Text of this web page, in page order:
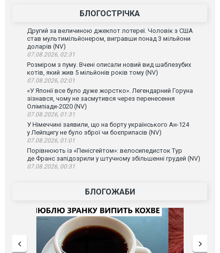
БЛОГОСТРІЧКА
Другий за величиною джекпот лотереї. Чоловік з США
став мультимільйонером, вигравши понад 3 мільйони
доларів (NV)
07.08.2026, 02:31
Розміром з пуму. Вчені описали новий вид шаблезубих
котів, який жив 5 мільйонів років тому (NV)
07.08.2026, 02:01
«У Японії все було дуже жорстко». Легендарний Горуна
зізнався, чому не засмутився через перенесення
Олімпіади-2020 (NV)
07.08.2026, 01:31
У Німеччині заявили, що на борту українського Ан-124
у Лейпцигу не було зброї чи боєприпасів (NV)
07.08.2026, 01:01
Порівнюють із «Пенісгейтом»: велосипедисток Тур
де Франс запідозрили у штучному збільшенні грудей (NV)
07.08.2026, 00:31
БЛОГОЖАБИ